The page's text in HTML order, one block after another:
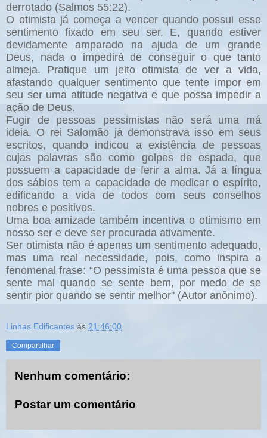
derrotado (Salmos 55:22).
O otimista já começa a vencer quando possui esse
sentimento fixado em seu ser. E, quando estiver
devidamente amparado na ajuda de um grande
Deus, nada o impedirá de conseguir o que tanto
almeja. Pratique um jeito otimista de ver a vida,
afastando qualquer sentimento que tente impor em
seu ser uma atitude negativa e que possa impedir a
ação de Deus.
Fugir de pessoas pessimistas não será uma má
ideia. O rei Salomão já demonstrava isso em seus
escritos, quando indicou a existência de pessoas
cujas palavras são como golpes de espada, que
possuem a capacidade de ferir a alma. Já a língua
dos sábios tem a capacidade de medicar o espírito,
edificando a vida de todos com seus conselhos
nobres e positivos.
Uma boa amizade também incentiva o otimismo em
nosso ser e deve ser procurada ativamente.
Ser otimista não é apenas um sentimento adequado,
mas uma real necessidade, pois, como inspira a
fenomenal frase: “O pessimista é uma pessoa que se
sente mal quando se sente bem, por medo de se
sentir pior quando se sentir melhor" (Autor anônimo).
Linhas Edificantes às 21:46:00
Compartilhar
Nenhum comentário:
Postar um comentário